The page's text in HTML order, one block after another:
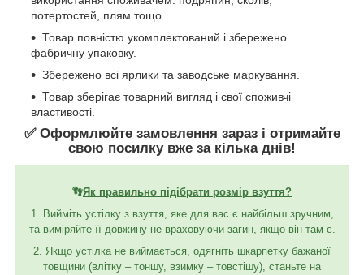
потертостей, плям тощо.
Товар повністю укомплектований і збережено
фабричну упаковку.
Збережено всі ярлики та заводське маркування.
Товар зберігає товарний вигляд і свої споживчі
властивості.
✅ Оформлюйте замовлення зараз і отримайте
свою посилку вже за кілька днів!
👣Як правильно підібрати розмір взуття?
1. Вийміть устілку з взуття, яке для вас є найбільш зручним,
та виміряйте її довжину не враховуючи загин, якщо він там є.
2. Якщо устілка не виймається, одягніть шкарпетку бажаної
товщини (влітку – тоншу, взимку – товстішу), станьте на